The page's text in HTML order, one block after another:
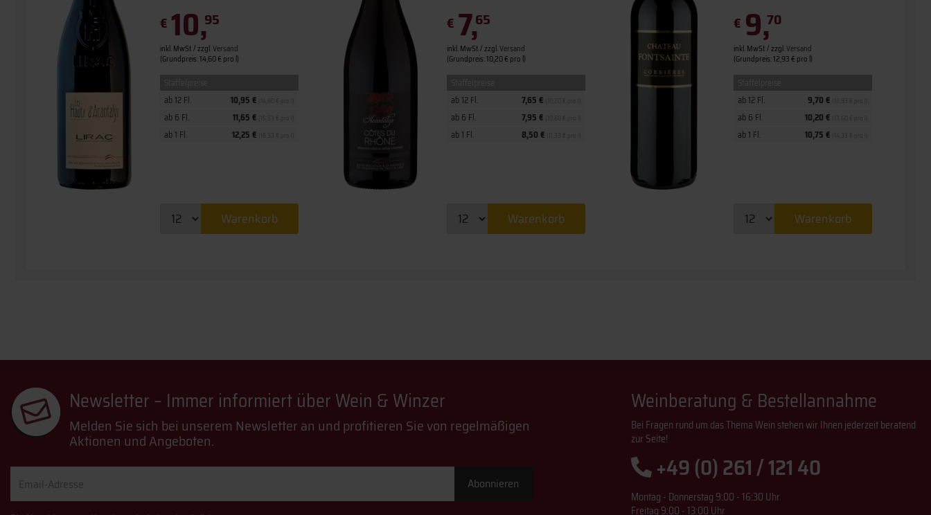
€ 10,95
inkl. MwSt. / zzgl.Versand
(Grundpreis: 14,60 € pro l)
ab 1 Fl. 12,25 €
ab 6 Fl. 11,65 €
ab 12 Fl. 10,95 €
Warenkorb
€ 7,65
inkl. MwSt. / zzgl.Versand
(Grundpreis: 10,20 € pro l)
ab 1 Fl. 8,50 €
ab 6 Fl. 7,95 €
ab 12 Fl. 7,65 €
Warenkorb
€ 9,70
inkl. MwSt. / zzgl.Versand
(Grundpreis: 12,93 € pro l)
ab 1 Fl. 10,75 €
ab 6 Fl. 10,20 €
ab 12 Fl. 9,70 €
Warenkorb
Newsletter – Immer informiert über Wein & Winzer
Melden Sie sich bei unserem Newsletter an und profitieren Sie von regelmäßigen
Aktionen und Angeboten.
Adresse
Abonnieren
Weinberatung & Bestellannahme
Bei Fragen rund um das Thema Wein stehen wir Ihnen jederzeit beratend
zur Seite!
+49 (0) 261 / 121 40
Montag - Donnerstag 9:00 - 16:30 Uhr
Freitag 9:00 - 13:00 Uhr